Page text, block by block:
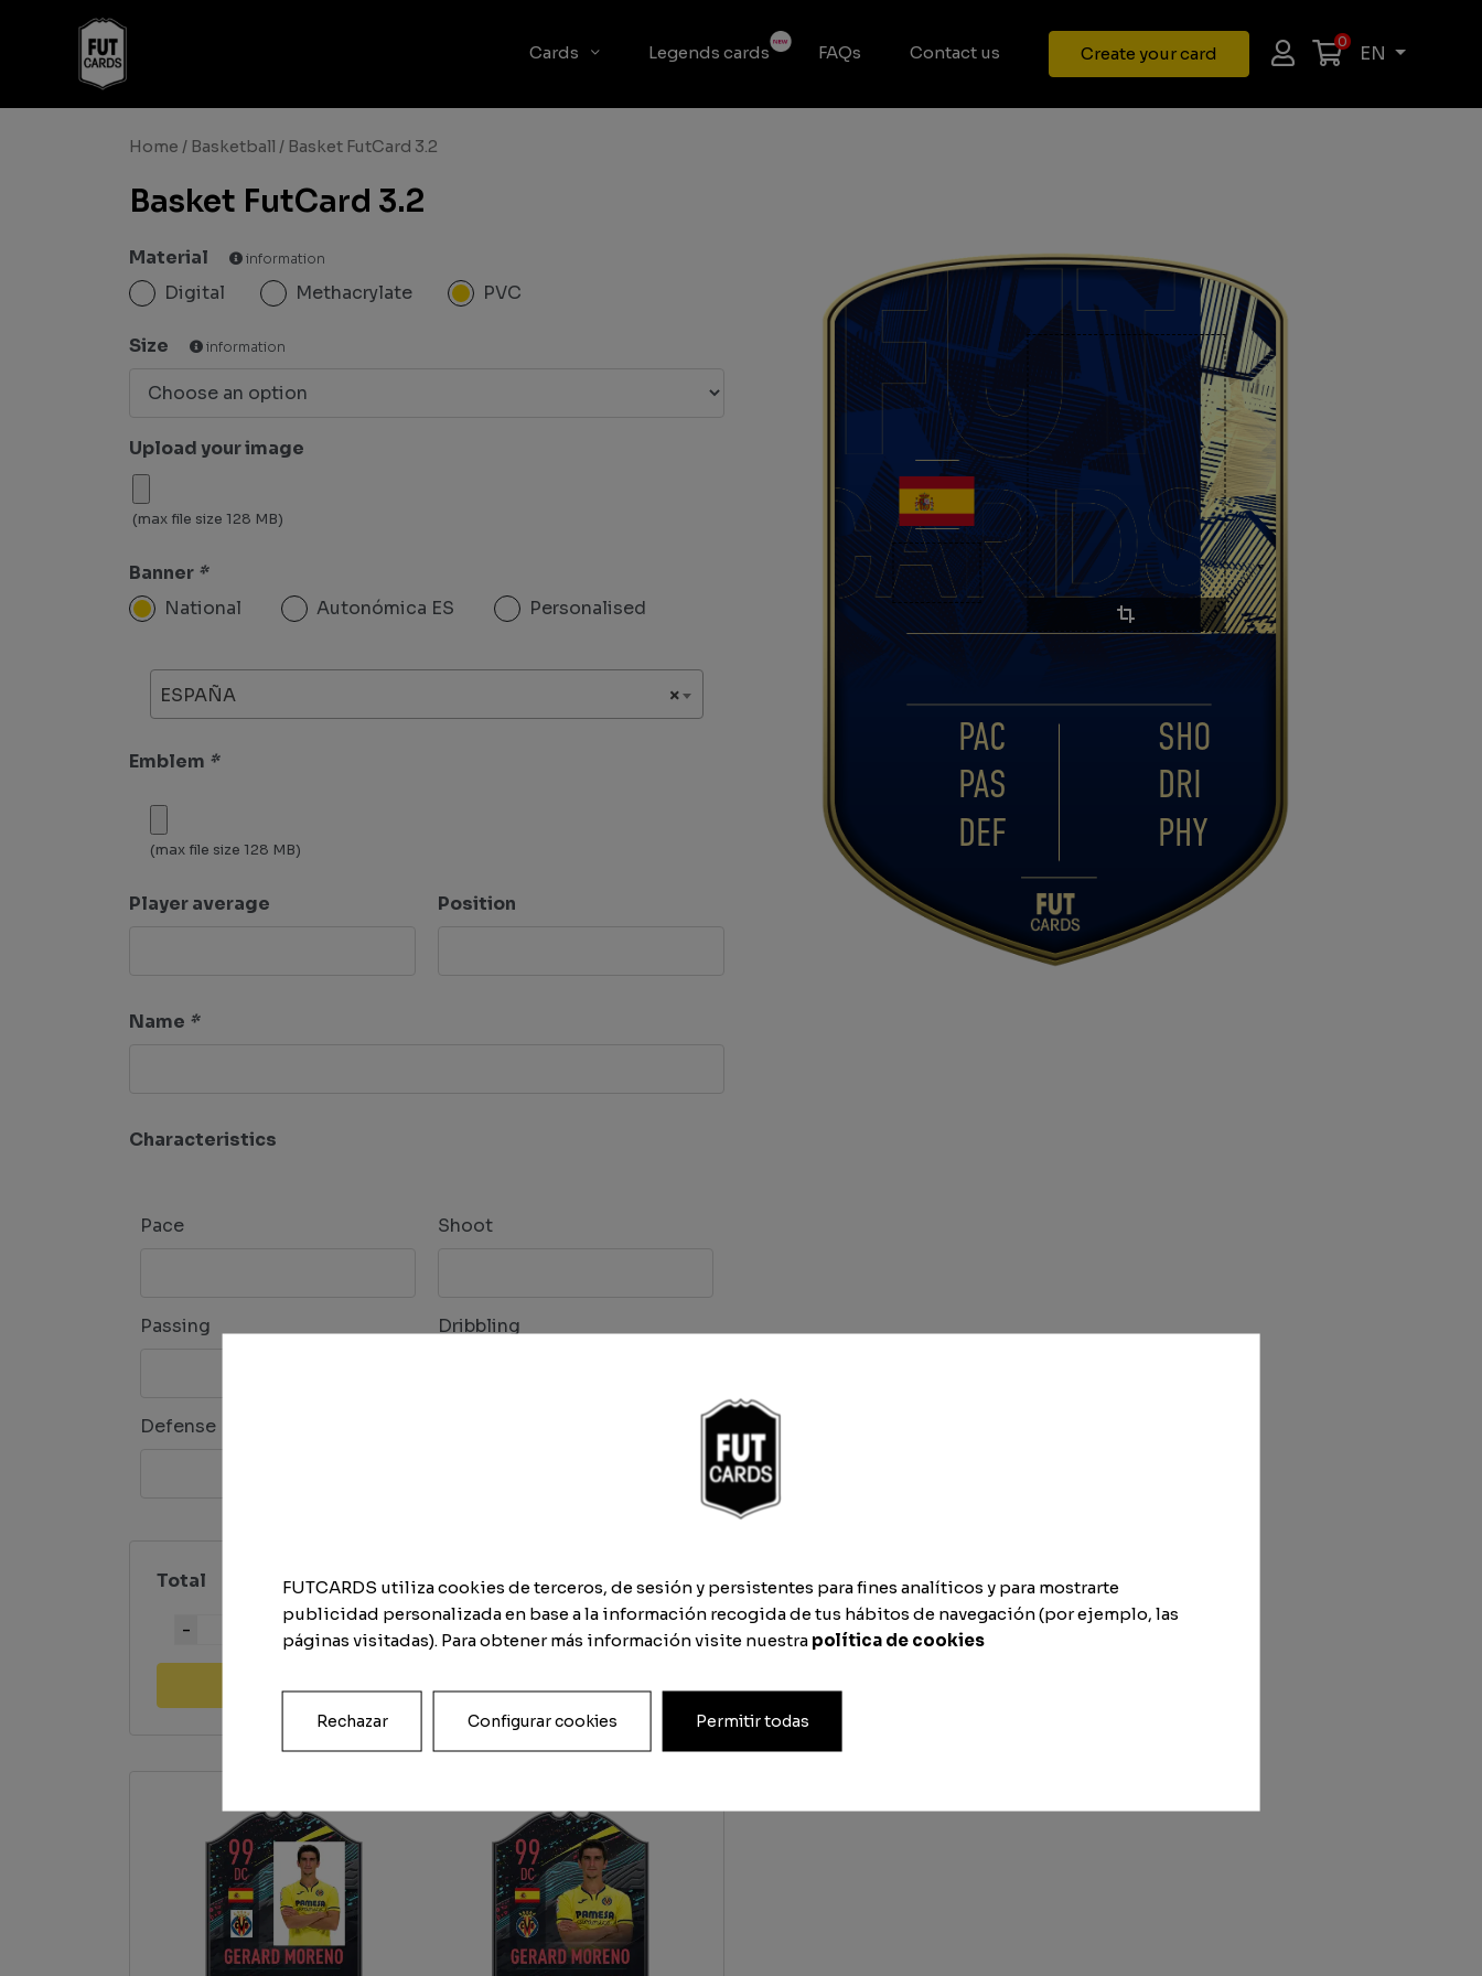
Cards Legends cards FAQs Contact us Create your card
0
EN
Home / Basketball / Basket FutCard 3.2
Basket FutCard 3.2
Material information
Digital Methacrylate PVC
Size information
Upload your image
(max file size 128 MB)
Banner *
National
Autonómica ES Personalised
×
ESPAÑA
Emblem *
(max file size 128 MB)
Player average Position
Name *
Characteristics
Pace Shoot
Passing Dribbling
Defense
Total
Quantity
PAC
PAS
DEF
SHO
DRI
PHY
FUTCARDS utiliza cookies de terceros, de sesión y persistentes para fines analíticos y para mostrarte
publicidad personalizada en base a la información recogida de tus hábitos de navegación (por ejemplo, las
páginas visitadas). Para obtener más información visite nuestra política de cookies
Rechazar Configurar cookies Permitir todas